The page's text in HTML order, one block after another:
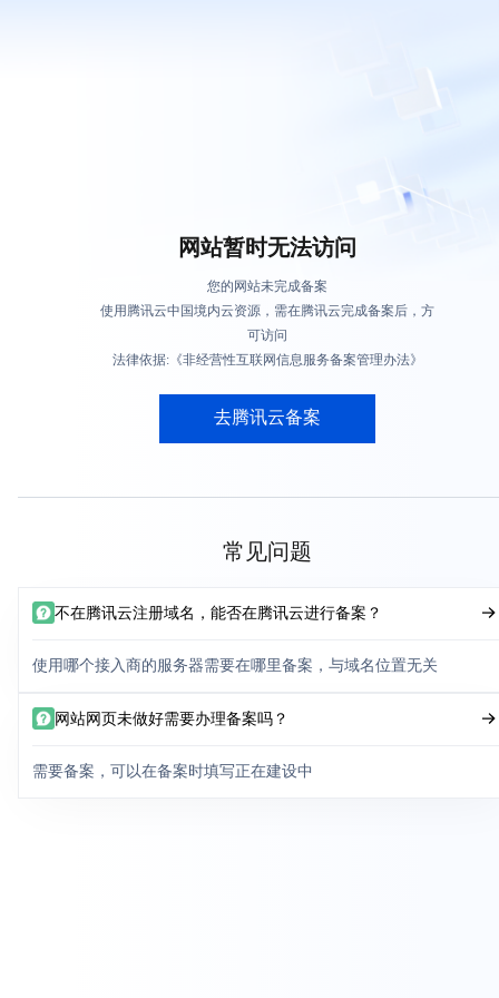
网站暂时无法访问
您的网站未完成备案
使用腾讯云中国境内云资源，需在腾讯云完成备案后，方
可访问
法律依据:《非经营性互联网信息服务备案管理办法》
去腾讯云备案
常见问题
不在腾讯云注册域名，能否在腾讯云进行备案？
使用哪个接入商的服务器需要在哪里备案，与域名位置无关
网站网页未做好需要办理备案吗？
需要备案，可以在备案时填写正在建设中